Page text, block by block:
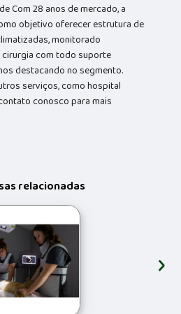
Com 28 anos de mercado, a
objetivo oferecer estrutura de
monitorado
cirurgia com todo suporte
destacando no segmento.
serviços, como hospital
conosco para mais
relacionadas
›